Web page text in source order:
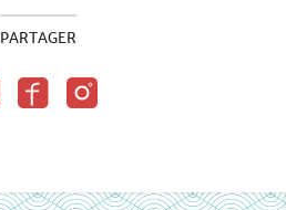
PARTAGER